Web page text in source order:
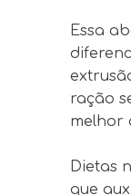
Essa
ração
melhor
Dietas
que